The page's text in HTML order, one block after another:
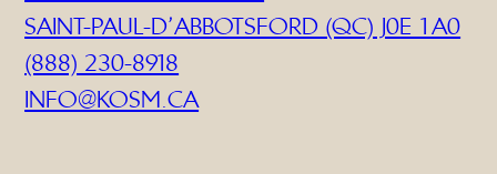
SAINT-PAUL-D’ABBOTSFORD (QC) J0E 1A0
(888) 230-8918
INFO@KOSM.CA